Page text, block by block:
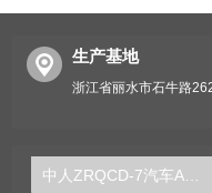
生产基地
浙江省丽水市石牛路
中人ZRQCD-7汽车ABS.ESP.电控空气悬架.电控稳定杆综合底盘实训台